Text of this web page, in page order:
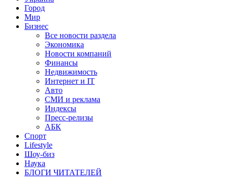
Город
Мир
Бизнес
Все новости раздела
Экономика
Новости компаний
Финансы
Недвижимость
Интернет и IT
Авто
СМИ и реклама
Индексы
Пресс-релизы
АБК
Спорт
Lifestyle
Шоу-биз
Наука
БЛОГИ ЧИТАТЕЛЕЙ